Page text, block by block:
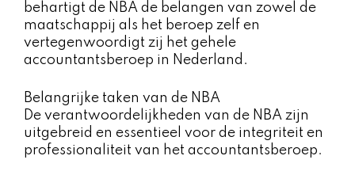
behartigt de NBA de belangen van zowel de
maatschappij als het beroep zelf en
vertegenwoordigt zij het gehele
accountantsberoep in Nederland.
Belangrijke taken van de NBA
De verantwoordelijkheden van de NBA zijn
uitgebreid en essentieel voor de integriteit en
professionaliteit van het accountantsberoep.